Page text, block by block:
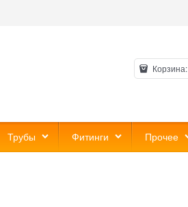
Корзина:
Трубы Фитинги Прочее